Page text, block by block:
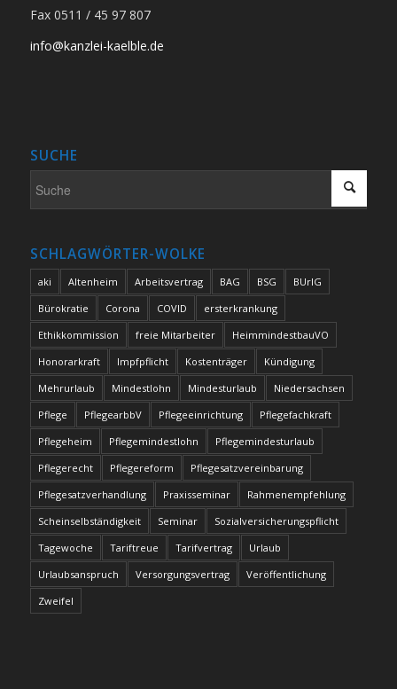
Fax 0511 / 45 97 807
info@kanzlei-kaelble.de
SUCHE
SCHLAGWÖRTER-WOLKE
aki Altenheim Arbeitsvertrag BAG BSG
BUrlG
Bürokratie
Corona COVID
ersterkrankung
Ethikkommission
freie Mitarbeiter
HeimmindestbauVO
Honorarkraft
Impfpflicht Kostenträger
Kündigung
Mehrurlaub
Mindestlohn Mindesturlaub
Niedersachsen
Pflege
PflegearbbV Pflegeeinrichtung
Pflegefachkraft
Pflegeheim
Pflegemindestlohn
Pflegemindesturlaub
Pflegerecht
Pflegereform
Pflegesatzvereinbarung
Pflegesatzverhandlung
Praxisseminar
Rahmenempfehlung
Scheinselbständigkeit
Seminar
Sozialversicherungspflicht
Tagewoche
Tariftreue Tarifvertrag
Urlaub
Urlaubsanspruch
Versorgungsvertrag
Veröffentlichung
Zweifel